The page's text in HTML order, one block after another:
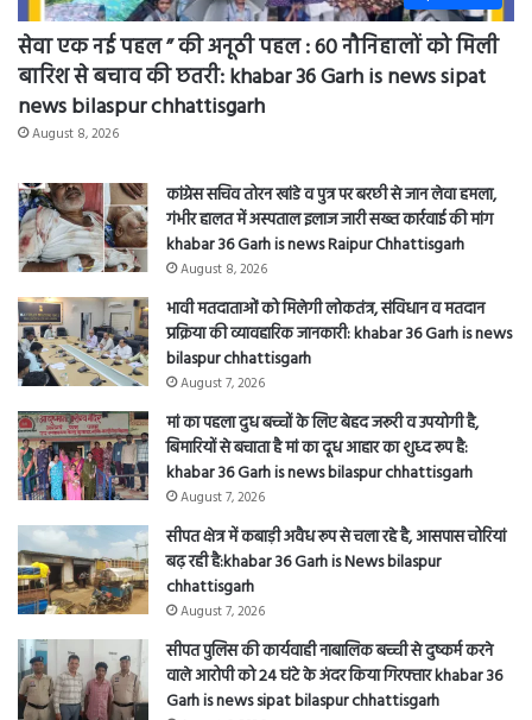
सेवा एक नई पहल ” की अनूठी पहल : 60 नौनिहालों को मिली
बारिश से बचाव की छतरी: khabar 36 Garh is news sipat
news bilaspur chhattisgarh
August 8, 2026
कांग्रेस सचिव तोरन खांडे व पुत्र पर बरछी से जान लेवा हमला,
गंभीर हालत में अस्पताल इलाज जारी सख्त कार्रवाई की मांग
khabar 36 Garh is news Raipur Chhattisgarh
August 8, 2026
भावी मतदाताओं को मिलेगी लोकतंत्र, संविधान व मतदान
प्रक्रिया की व्यावहारिक जानकारी: khabar 36 Garh is news
bilaspur chhattisgarh
August 7, 2026
मां का पहला दुध बच्चों के लिए बेहद जरूरी व उपयोगी है,
बिमारियों से बचाता है मां का दूध आहार का शुध्द रूप है:
khabar 36 Garh is news bilaspur chhattisgarh
August 7, 2026
सीपत क्षेत्र में कबाड़ी अवैध रूप से चला रहे है, आसपास चोरियां
बढ़ रही है:khabar 36 Garh is News bilaspur
chhattisgarh
August 7, 2026
सीपत पुलिस की कार्यवाही नाबालिक बच्ची से दुष्कर्म करने
वाले आरोपी को 24 घंटे के अंदर किया गिरफ्तार khabar 36
Garh is news sipat bilaspur chhattisgarh
August 6, 2026